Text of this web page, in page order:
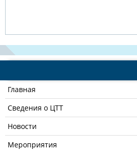
Главная
Сведения о ЦТТ
Новости
Мероприятия